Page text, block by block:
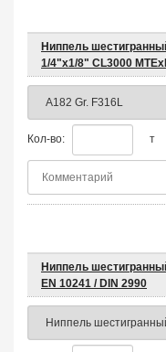
Ниппель
1/4"х1/8" CL3000
Кол-во: т
Ниппель
EN 10241 / DIN 2990